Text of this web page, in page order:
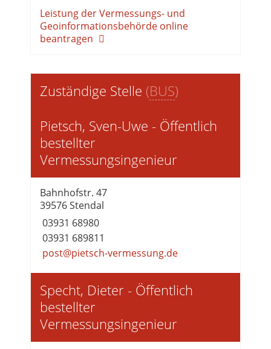
Leistung der Vermessungs- und
Geoinformationsbehörde online
beantragen
Zuständige Stelle (BUS)
Pietsch, Sven-Uwe - Öffentlich
bestellter
Vermessungsingenieur
Bahnhofstr. 47
39576 Stendal
03931 68980
03931 689811
post@pietsch-vermessung.de
Specht, Dieter - Öffentlich
bestellter
Vermessungsingenieur